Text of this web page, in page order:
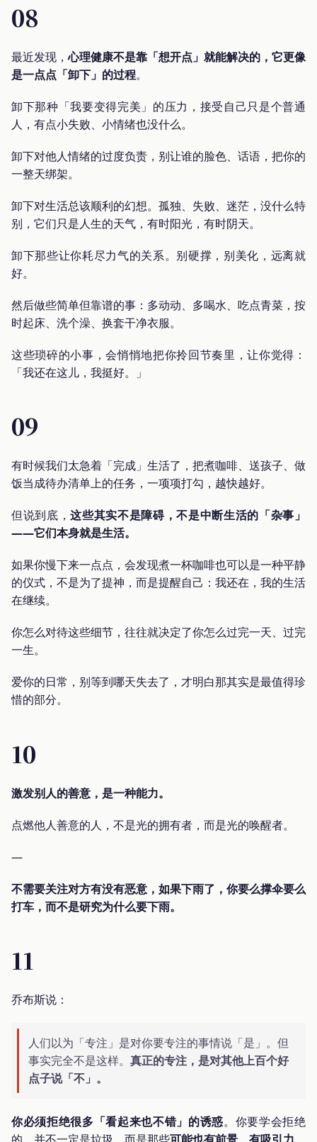
08
最近发现，心理健康不是靠「想开点」就能解决的，它更像
是一点点「卸下」的过程。
卸下那种「我要变得完美」的压力，接受自己只是个普通
人，有点小失败、小情绪也没什么。
卸下对他人情绪的过度负责，别让谁的脸色、话语，把你的
一整天绑架。
卸下对生活总该顺利的幻想。孤独、失败、迷茫，没什么特
别，它们只是人生的天气，有时阳光，有时阴天。
卸下那些让你耗尽力气的关系。别硬撑，别美化，远离就
好。
然后做些简单但靠谱的事：多动动、多喝水、吃点青菜，按
时起床、洗个澡、换套干净衣服。
这些琐碎的小事，会悄悄地把你拎回节奏里，让你觉得：
「我还在这儿，我挺好。」
09
有时候我们太急着「完成」生活了，把煮咖啡、送孩子、做
饭当成待办清单上的任务，一项项打勾，越快越好。
但说到底，这些其实不是障碍，不是中断生活的「杂事」
——它们本身就是生活。
如果你慢下来一点点，会发现煮一杯咖啡也可以是一种平静
的仪式，不是为了提神，而是提醒自己：我还在，我的生活
在继续。
你怎么对待这些细节，往往就决定了你怎么过完一天、过完
一生。
爱你的日常，别等到哪天失去了，才明白那其实是最值得珍
惜的部分。
10
激发别人的善意，是一种能力。
点燃他人善意的人，不是光的拥有者，而是光的唤醒者。
—
不需要关注对方有没有恶意，如果下雨了，你要么撑伞要么
打车，而不是研究为什么要下雨。
11
乔布斯说：
人们以为「专注」是对你要专注的事情说「是」。但
事实完全不是这样。 真正的专注，是对其他上百个好
点子说「不」。
你必须拒绝很多「看起来也不错」的诱惑。你要学会拒绝